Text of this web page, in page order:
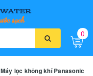
Toggle
0
Máy lọc không khí Panasonic